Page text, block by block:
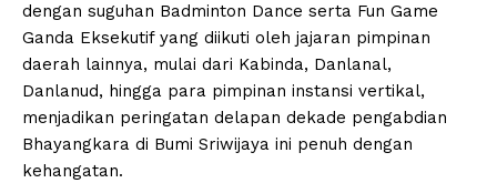
dengan suguhan Badminton Dance serta Fun Game
Ganda Eksekutif yang diikuti oleh jajaran pimpinan
daerah lainnya, mulai dari Kabinda, Danlanal,
Danlanud, hingga para pimpinan instansi vertikal,
menjadikan peringatan delapan dekade pengabdian
Bhayangkara di Bumi Sriwijaya ini penuh dengan
kehangatan.